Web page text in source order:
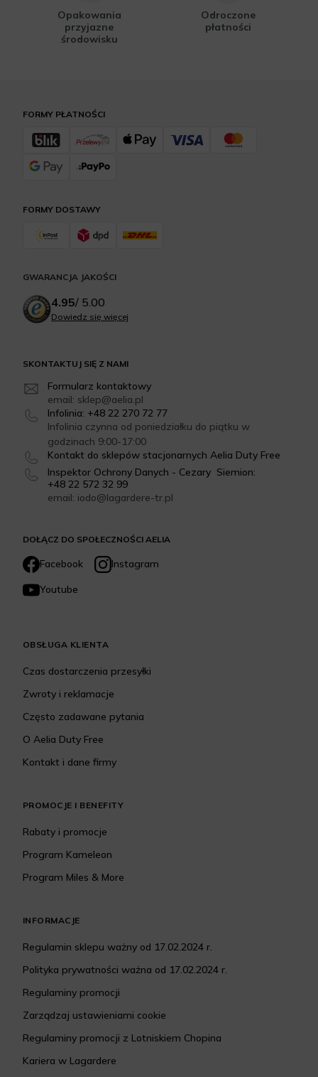
Opakowania
przyjazne
środowisku
Odroczone
płatności
DOŁĄCZ DO SPOŁECZNOŚCI AELIA
Facebook
Instagram
Youtube
SKONTAKTUJ SIĘ Z NAMI
Formularz kontaktowy
email: sklep@aelia.pl
Infolinia: +48 22 270 72 77
Infolinia czynna od poniedziałku do piątku w
godzinach 9:00-17:00
Kontakt do sklepów stacjonarnych Aelia Duty Free
Inspektor Ochrony Danych - Cezary Siemion:
+48 22 572 32 99
email: iodo@lagardere-tr.pl
FORMY DOSTAWY
FORMY PŁATNOŚCI
OBSŁUGA KLIENTA
Czas dostarczenia przesyłki
Zwroty i reklamacje
Często zadawane pytania
O Aelia Duty Free
Kontakt i dane firmy
PROMOCJE I BENEFITY
Rabaty i promocje
Program Kameleon
Program Miles & More
INFORMACJE
Regulamin sklepu ważny od 17.02.2024 r.
Polityka prywatności ważna od 17.02.2024 r.
Regulaminy promocji
Zarządzaj ustawieniami cookie
Regulaminy promocji z Lotniskiem Chopina
Kariera w Lagardere
GWARANCJA JAKOŚCI
4.95/ 5.00
Dowiedz się więcej